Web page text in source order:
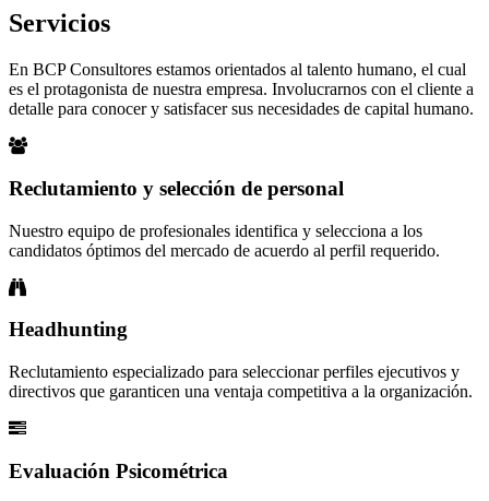
Servicios
En BCP Consultores estamos orientados al talento humano, el cual
es el protagonista de nuestra empresa. Involucrarnos con el cliente a
detalle para conocer y satisfacer sus necesidades de capital humano.
Reclutamiento y selección de personal
Nuestro equipo de profesionales identifica y selecciona a los
candidatos óptimos del mercado de acuerdo al perfil requerido.
Headhunting
Reclutamiento especializado para seleccionar perfiles ejecutivos y
directivos que garanticen una ventaja competitiva a la organización.
Evaluación Psicométrica